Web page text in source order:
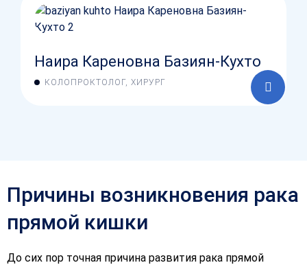
Наира Кареновна Базиян-Кухто
КОЛОПРОКТОЛОГ, ХИРУРГ
Причины возникновения рака
прямой кишки
До сих пор точная причина развития рака прямой